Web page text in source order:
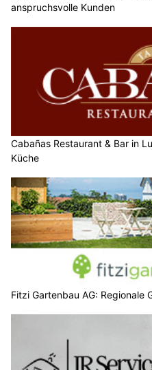
anspruchsvolle Kunden
Cabañas Restaurant & Bar in
Küche
Fitzi Gartenbau AG: Regionale